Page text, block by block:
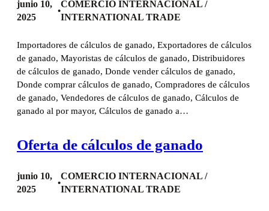
junio 10,
2025
•
COMERCIO INTERNACIONAL /
INTERNATIONAL TRADE
Importadores de cálculos de ganado, Exportadores de cálculos
de ganado, Mayoristas de cálculos de ganado, Distribuidores
de cálculos de ganado, Donde vender cálculos de ganado,
Donde comprar cálculos de ganado, Compradores de cálculos
de ganado, Vendedores de cálculos de ganado, Cálculos de
ganado al por mayor, Cálculos de ganado a…
Oferta de cálculos de ganado
junio 10,
2025
•
COMERCIO INTERNACIONAL /
INTERNATIONAL TRADE